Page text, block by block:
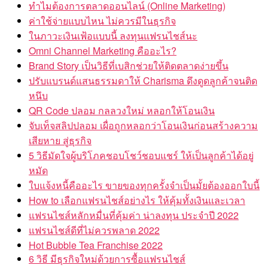
ทำไมต้องการตลาดออนไลน์ (Online Marketing)
ค่าใช้จ่ายแบบไหน ไม่ควรมีในธุรกิจ
ในภาวะเงินเฟ้อแบบนี้ ลงทุนแฟรนไชส์นะ
Omni Channel Marketing คืออะไร?
Brand Story เป็นวิธีที่เบสิกช่วยให้ติดตลาดง่ายขึ้น
ปรับแบรนด์แสนธรรมดาให้ Charisma ดึงดูดลูกค้าจนติด
หนึบ
QR Code ปลอม กลลวงใหม่ หลอกให้โอนเงิน
จับเท็จสลิปปลอม เผื่อถูกหลอกว่าโอนเงินก่อนสร้างความ
เสียหาย สู่ธุรกิจ
5 วิธีมัดใจผู้บริโภคชอบโชว์ชอบแชร์ ให้เป็นลูกค้าได้อยู่
หมัด
ใบแจ้งหนี้คืออะไร ขายของทุกครั้งจำเป็นมั้ยต้องออกใบนี้
How to เลือกแฟรนไชส์อย่างไร ให้คุ้มทั้งเงินและเวลา
แฟรนไชส์หลักหมื่นที่คุ้มค่า น่าลงทุน ประจำปี 2022
แฟรนไชส์ดีที่ไม่ควรพลาด 2022
Hot Bubble Tea Franchise 2022
6 วิธี มีธุรกิจใหม่ด้วยการซื้อแฟรนไชส์